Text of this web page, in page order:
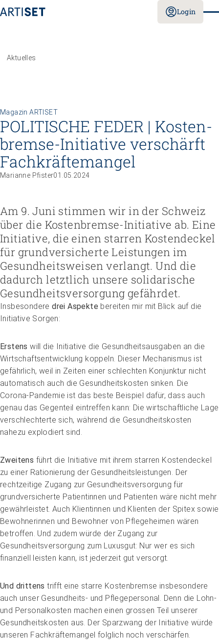
Login
Personal rekrutieren und führen
Arbeit und Betriebskultur gestalten
Betrieb führen und Recht umsetzen
Sicherheit gewährleisten
Finanzierung regeln
Angebote bewerben
Angebote entwickeln
Berufliche Inklusion fördern
Mit Angehörigen arbeiten
Lebensende gestalten
Übergänge gestalten
Gesundheitsfragen angehen
Bei Demenz begleiten
Psychische Gesundheit fördern
Höhere Fachschule Sozialpädagogik
Höhere Fachschule Kindheitspädagogik
Höhere Fachschule Gemeindeanimation
Praxispartner werden
Praxispartner finden
Sozial- und Selbstkompetenz
Führung und Management
Kindheits- und Sozialpädagogik
Pflege und Betreuung
Gastronomie und Hauswirtschaft
Weiterbildungen in Ihrer Institution
Laufbahnberatung
Föderation
Team
Arbeiten bei ARTISET
Mitgliedschaft
Vision, Mission, Werte
Politik und Positionen
Zusammenarbeit
Projekte
Aktuelles
Magazin ARTISET
POLITISCHE FEDER | Kosten­
bremse-Initiative verschärft
Fachkräfte­mangel
Marianne Pfister01.05.2024
Am 9. Juni stimmen wir in der Schweiz
über die Kostenbremse-Initiative ab. Eine
Initiative, die einen starren Kostendeckel
für grundversicherte Leistungen im
Gesundheitsweisen verlangt. Und die
dadurch letztlich unsere solidarische
Gesundheitsversorgung gefährdet.
Insbesonderedrei Aspekte bereiten mir mit Blick auf die
Initiative Sorgen:
Erstens will die Initiative die Gesundheitsausgaben an die
Wirtschaftsentwicklung koppeln. Dieser Mechanismus ist
gefährlich, weil in Zeiten einer schlechten Konjunktur nicht
automatisch auch die Gesundheitskosten sinken. Die
Corona-Pandemie ist das beste Beispiel dafür, dass auch
genau das Gegenteil eintreffen kann: Die wirtschaftliche Lage
verschlechterte sich, während die Gesundheitskosten
nahezu explodiert sind.
Zweitens führt die Initiative mit ihrem starren Kosten­deckel
zu einer Rationierung der Gesundheitsleistungen. Der
rechtzeitige Zugang zur Gesundheitsversorgung für
grundversicherte Patientinnen und Patienten wäre nicht mehr
gewährleistet. Auch Klientinnen und Klienten der Spitex sowie
Bewohnerinnen und Bewohner von Pflegeheimen wären
betroffen. Und zudem würde der Zugang zur
Gesundheitsversorgung zum Luxusgut: Nur wer es sich
finanziell leisten kann, ist jederzeit gut versorgt.
Und drittens trifft eine starre Kostenbremse insbesondere
auch unser Gesundheits- und Pflegepersonal. Denn die Lohn-
und Personalkosten machen einen grossen Teil unserer
Gesundheitskosten aus. Der Sparzwang der Initiative würde
unseren Fachkräftemangel folglich noch verschärfen.